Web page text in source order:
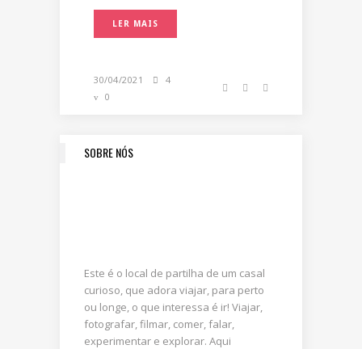
LER MAIS
30/04/2021
4
0
SOBRE NÓS
Este é o local de partilha de um casal
curioso, que adora viajar, para perto
ou longe, o que interessa é ir! Viajar,
fotografar, filmar, comer, falar,
experimentar e explorar. Aqui